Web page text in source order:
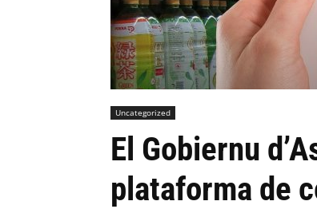
Uncategorized
El Gobiernu
plataforma de